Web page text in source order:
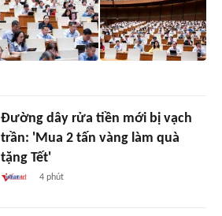
Đường dây rửa tiền mới bị vạch
trần: 'Mua 2 tấn vàng làm quà
tặng Tết'
4 phút